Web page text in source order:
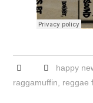
happy
raggamuffin
reggae